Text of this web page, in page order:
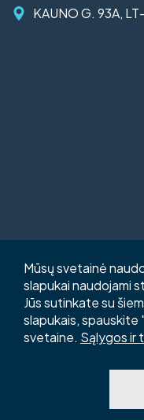
KAUNO G. 93A,
© 2026
Mūsų svetainė
slapukai naudojami
Jūs sutinkate su
slapukais, spauskite
svetaine. Sąlygos ir